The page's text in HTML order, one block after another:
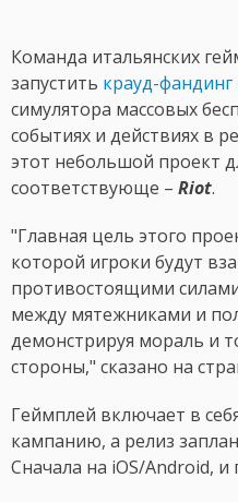
Команда итальянских
запустить крауд-
симулятора массовых
событиях и действиях в
этот небольшой проект
соответствующе – Riot.
"Главная цель этого
которой игроки будут
противостоящими
между мятежниками и
демонстрируя мораль и
стороны," сказано на
Геймплей включает в
кампанию, а релиз
Сначала на iOS/Android, и